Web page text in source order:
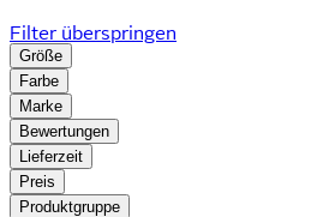
Filter überspringen
Größe
Farbe
Marke
Bewertungen
Lieferzeit
Preis
Produktgruppe